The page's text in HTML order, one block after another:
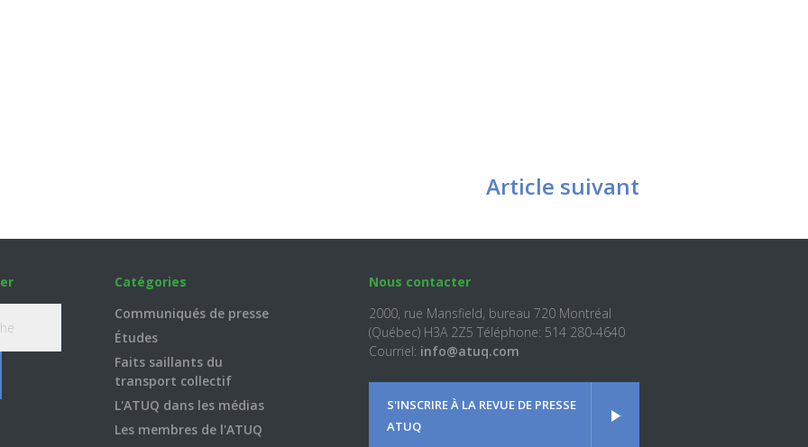
Article suivant
Catégories
Communiqués de presse
Études
Faits saillants du
transport collectif
L'ATUQ dans les médias
Les membres de l'ATUQ
Nous contacter
2000, rue Mansfield, bureau 720 Montréal
(Québec) H3A 2Z5 Téléphone: 514 280-4640
Courriel: info@atuq.com
S'INSCRIRE À LA REVUE DE PRESSE
ATUQ